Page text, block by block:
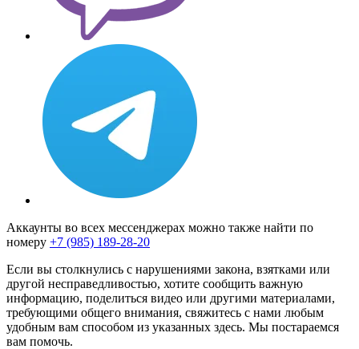
Аккаунты во всех мессенджерах можно также найти по
номеру +7 (985) 189-28-20
Если вы столкнулись с нарушениями закона, взятками или
другой несправедливостью, хотите сообщить важную
информацию, поделиться видео или другими материалами,
требующими общего внимания, свяжитесь с нами любым
удобным вам способом из указанных здесь. Мы постараемся
вам помочь.